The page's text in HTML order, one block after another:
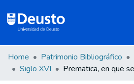
Communities & Collections
Home Patrimonio Bibliográfico
Siglo XVI